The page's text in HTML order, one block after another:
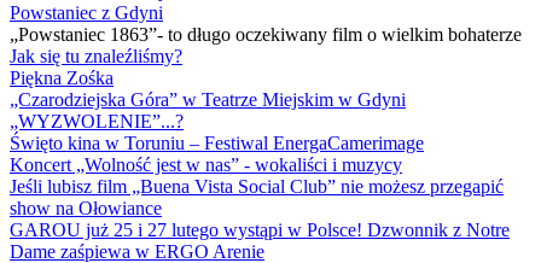
Powstaniec z Gdyni
„Powstaniec 1863”- to długo oczekiwany film o wielkim bohaterze
Jak się tu znaleźliśmy?
Piękna Zośka
„Czarodziejska Góra” w Teatrze Miejskim w Gdyni
„WYZWOLENIE”...?
Święto kina w Toruniu – Festiwal EnergaCamerimage
Koncert „Wolność jest w nas” - wokaliści i muzycy
Jeśli lubisz film „Buena Vista Social Club” nie możesz przegapić
show na Ołowiance
GAROU już 25 i 27 lutego wystąpi w Polsce! Dzwonnik z Notre
Dame zaśpiewa w ERGO Arenie